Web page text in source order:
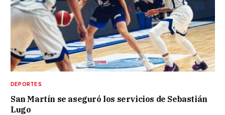
DEPORTES
San Martín se aseguró los servicios de Sebastián
Lugo